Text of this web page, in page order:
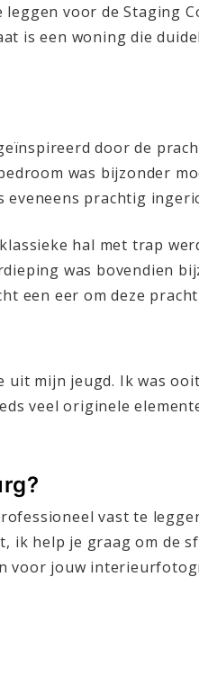
voor de Staging
is een woning die
door de
was bijzonder
prachtig
hal met trap
was bovendien
een eer om deze
mijn jeugd. Ik was
veel originele
vast te
help je graag om de
voor jouw